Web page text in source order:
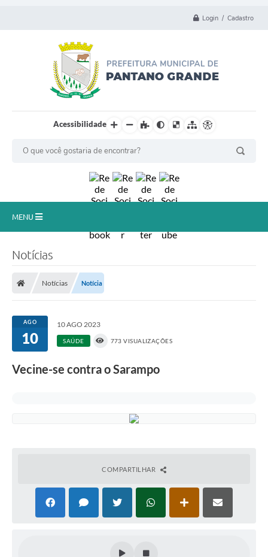
Login / Cadastro
Acessibilidade
MENU
Publicações / Transparência
Secretarias
Ouvidoria
Contratos
Notícias
Notícias Notícia
AGO
10
10 AGO 2023
SAÚDE 773 VISUALIZAÇÕES
Vecine-se contra o Sarampo
COMPARTILHAR